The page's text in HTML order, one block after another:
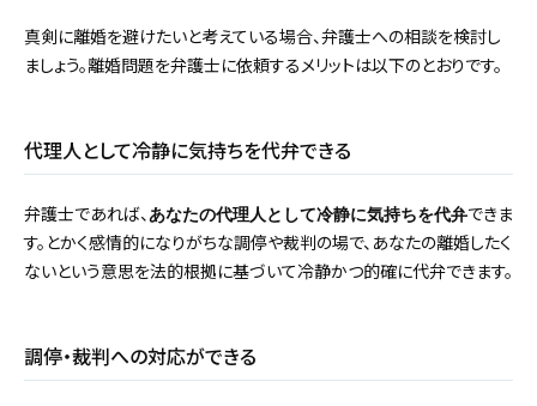
真剣に離婚を避けたいと考えている場合、弁護士への相談を検討し
ましょう。離婚問題を弁護士に依頼するメリットは以下のとおりです。
代理人として冷静に気持ちを代弁できる
弁護士であれば、 あなたの代理人として冷静に気持ちを代弁できま
す。とかく感情的になりがちな調停や裁判の場で、あなたの離婚したく
ないという意思を法的根拠に基づいて冷静かつ的確に代弁できます。
調停・裁判への対応ができる